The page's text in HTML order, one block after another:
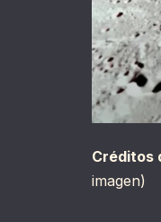
Créditos
imagen)